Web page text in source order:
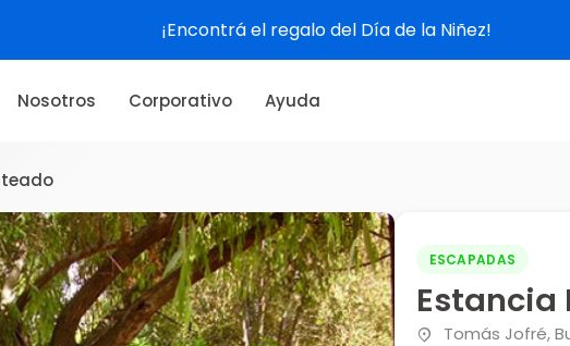
¡Encontrá el regalo del Día de la Niñez!
Nosotros Corporativo Ayuda
ESCAPADAS
Estancia
Tomás Jofré,